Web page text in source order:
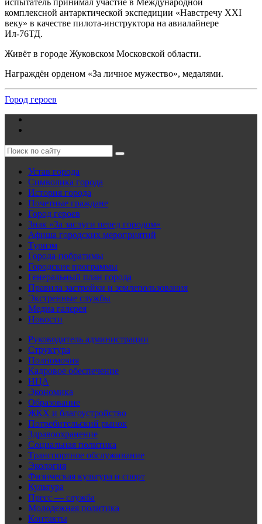
комплексной антарктической экспедиции «Навстречу ХХI
веку» в качестве пилота-инструктора на авиалайнере
Ил-76ТД.
Живёт в городе Жуковском Московской области.
Награждён орденом «За личное мужество», медалями.
Город героев
Устав города
Символика города
История города
Почетные граждане
Город героев
Знак «За заслуги перед городом»
Афиша городских мероприятий
Туризм
Города-побратимы
Городские программы
Генеральный план города
Правила застройки и землепользования
Экстренные службы
Медиа галерея
Новости
Руководитель администрации
Структура
Полномочия
Кадровое обеспечение
НЦА
Экономика
Образование
ЖКХ и благоустройство
Потребительский рынок
Здравоохранение
Социальная политика
Транспортное обслуживание
Экология
Физическая культура и спорт
Культура
Пресс — служба
Молодежная политика
Контакты